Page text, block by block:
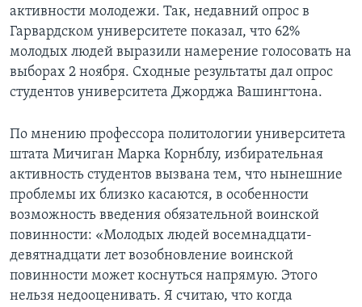
активности молодежи. Так, недавний опрос в
Гарвардском университете показал, что 62%
молодых людей выразили намерение голосовать на
выборах 2 ноября. Сходные результаты дал опрос
студентов университета Джорджа Вашингтона.
По мнению профессора политологии университета
штата Мичиган Марка Корнблу, избирательная
активность студентов вызвана тем, что нынешние
проблемы их близко касаются, в особенности
возможность введения обязательной воинской
повинности: «Молодых людей восемнадцати-
девятнадцати лет возобновление воинской
повинности может коснуться напрямую. Этого
нельзя недооценивать. Я считаю, что когда